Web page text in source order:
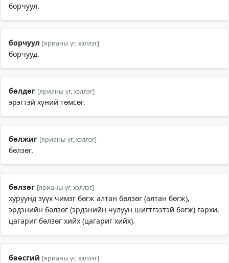
борчуул.
борчуул [ярианы үг, хэллэг]
борчууд.
бөлдөг [ярианы үг, хэллэг]
эрэгтэй хүний төмсөг.
бөлжиг [ярианы үг, хэллэг]
бөлзөг.
бөлзөг [ярианы үг, хэллэг]
хуруунд зүүх чимэг бөгж алтан бөлзөг (алтан бөгж),
эрдэнийн бөлзөг (эрдэнийн чулуун шигтгээтэй бөгж) гархи,
цагариг бөлзөг хийх (цагариг хийх).
бөөсгий [ярианы үг, хэллэг]